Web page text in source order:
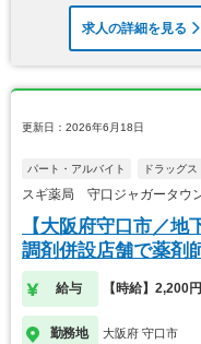
求人の詳細を見る
更新日：2026年6月18日
パート・アルバイト ドラッグス
スギ薬局 守口ジャガータウ
【大阪府守口市／
調剤併設店舗で薬剤
給与 【時給】2,200
勤務地 大阪府 守口市